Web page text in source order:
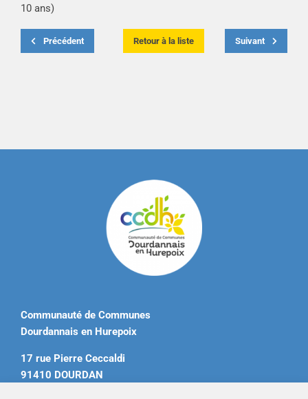
10 ans)
Précédent Retour à la liste Suivant
Communauté de Communes
Dourdannais en Hurepoix
17 rue Pierre Ceccaldi
91410 DOURDAN